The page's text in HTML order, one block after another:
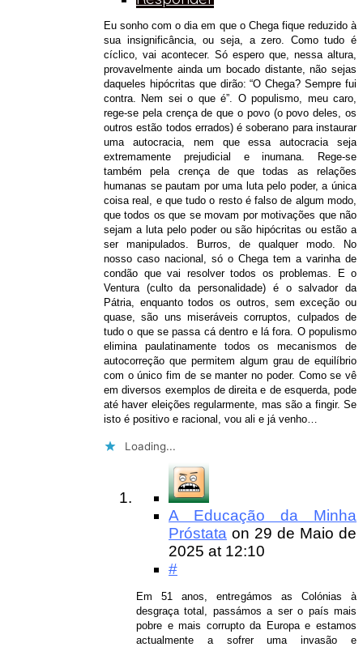
Eu sonho com o dia em que o Chega fique reduzido à
sua insignificância, ou seja, a zero. Como tudo é
cíclico, vai acontecer. Só espero que, nessa altura,
provavelmente ainda um bocado distante, não sejas
daqueles hipócritas que dirão: “O Chega? Sempre fui
contra. Nem sei o que é”. O populismo, meu caro,
rege-se pela crença de que o povo (o povo deles, os
outros estão todos errados) é soberano para instaurar
uma autocracia, nem que essa autocracia seja
extremamente prejudicial e inumana. Rege-se
também pela crença de que todas as relações
humanas se pautam por uma luta pelo poder, a única
coisa real, e que tudo o resto é falso de algum modo,
que todos os que se movam por motivações que não
sejam a luta pelo poder ou são hipócritas ou estão a
ser manipulados. Burros, de qualquer modo. No
nosso caso nacional, só o Chega tem a varinha de
condão que vai resolver todos os problemas. E o
Ventura (culto da personalidade) é o salvador da
Pátria, enquanto todos os outros, sem exceção ou
quase, são uns miseráveis corruptos, culpados de
tudo o que se passa cá dentro e lá fora. O populismo
elimina paulatinamente todos os mecanismos de
autocorreção que permitem algum grau de equilíbrio
com o único fim de se manter no poder. Como se vê
em diversos exemplos de direita e de esquerda, pode
até haver eleições regularmente, mas são a fingir. Se
isto é positivo e racional, vou ali e já venho…
Loading...
A Educação da Minha
Próstata on 29 de Maio de
2025 at 12:10
#
Em 51 anos, entregámos as Colónias à
desgraça total, passámos a ser o país mais
pobre e mais corrupto da Europa e estamos
actualmente a sofrer uma invasão e